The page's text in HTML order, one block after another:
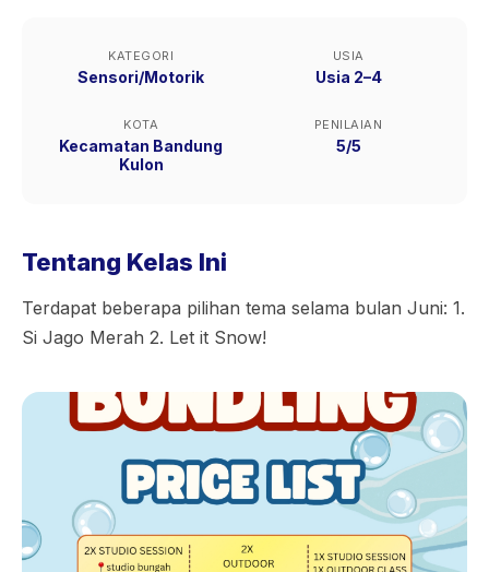
KATEGORI
Sensori/Motorik
USIA
Usia 2–4
KOTA
Kecamatan Bandung
Kulon
PENILAIAN
5/5
Tentang Kelas Ini
Terdapat beberapa pilihan tema selama bulan Juni: 1.
Si Jago Merah 2. Let it Snow!